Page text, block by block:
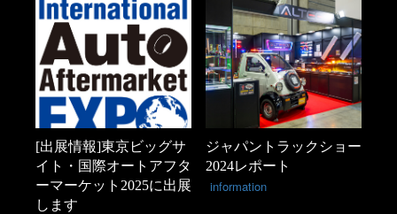
[出展情報]東京ビッグサ
イト・国際オートアフタ
ーマーケット2025に出展
します
ジャパントラックショー
2024レポート
information